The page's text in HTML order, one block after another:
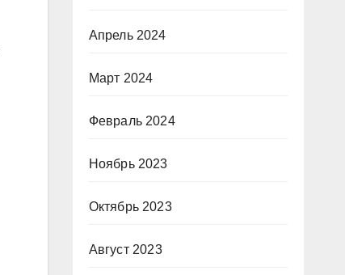
Апрель 2024
Март 2024
Февраль 2024
Ноябрь 2023
Октябрь 2023
Август 2023